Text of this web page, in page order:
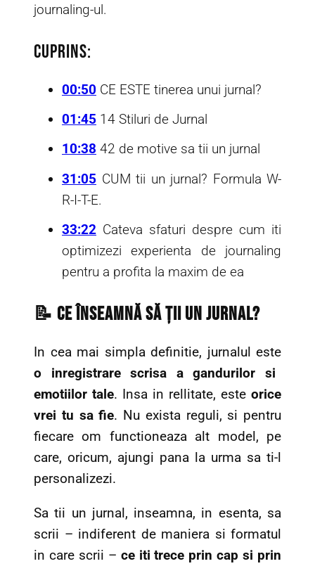
journaling-ul.
Cuprins:
00:50 CE ESTE tinerea unui jurnal?
01:45 14 Stiluri de Jurnal
10:38 42 de motive sa tii un jurnal
31:05 CUM tii un jurnal? Formula W-
R-I-T-E.
33:22 Cateva sfaturi despre cum iti
optimizezi experienta de journaling
pentru a profita la maxim de ea
📝 Ce înseamnă să ții un jurnal?
In cea mai simpla definitie, jurnalul este
o inregistrare scrisa a gandurilor si
emotiilor tale. Insa in rellitate, este orice
vrei tu sa fie. Nu exista reguli, si pentru
fiecare om functioneaza alt model, pe
care, oricum, ajungi pana la urma sa ti-l
personalizezi.
Sa tii un jurnal, inseamna, in esenta, sa
scrii – indiferent de maniera si formatul
in care scrii – ce iti trece prin cap si prin